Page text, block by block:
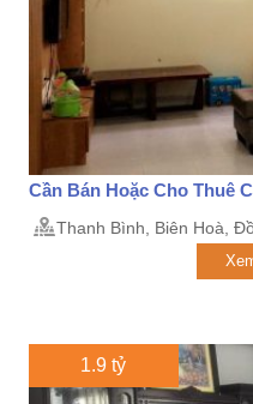
Cần Bán Hoặc Cho Thuê
Thanh Bình, Biên Hoà,
1.9 tỷ